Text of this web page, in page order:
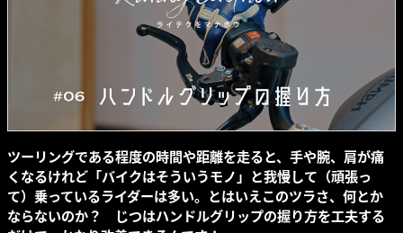
ツーリングである程度の時間や距離を走ると、手や腕、肩が痛
くなるけれど「バイクはそういうモノ」と我慢して（頑張っ
て）乗っているライダーは多い。とはいえこのツラさ、何とか
ならないのか？ じつはハンドルグリップの握り方を工夫する